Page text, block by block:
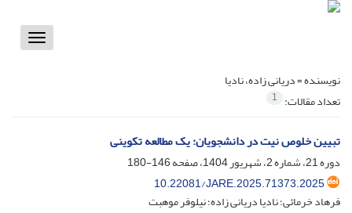
Toggle
نویسنده =دریانی زاده، نادیا
تعداد مقالات: 1
تبیین خلوص نیت در دانشجویان: یک مطالعه تکوینی
دوره 21، شماره 2، شهریور 1404، صفحه
146-180
10.22081/JARE.2025.71373.2025
فرهاد خرمائی؛ نادیا دریانی زاده؛ نیلوفر موهبت